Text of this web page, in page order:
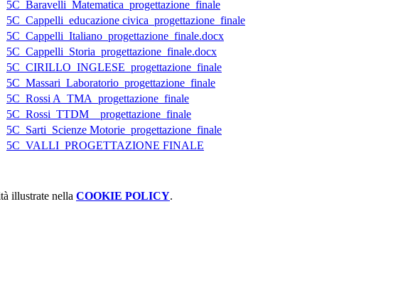
5C_Baravelli_Matematica_progettazione_finale
5C_Cappelli_educazione civica_progettazione_finale
5C_Cappelli_Italiano_progettazione_finale.docx
5C_Cappelli_Storia_progettazione_finale.docx
5C_CIRILLO_INGLESE_progettazione_finale
5C_Massari_Laboratorio_progettazione_finale
5C_Rossi A_TMA_progettazione_finale
5C_Rossi_TTDM__progettazione_finale
5C_Sarti_Scienze Motorie_progettazione_finale
5C_VALLI_PROGETTAZIONE FINALE
illustrate nella COOKIE POLICY.